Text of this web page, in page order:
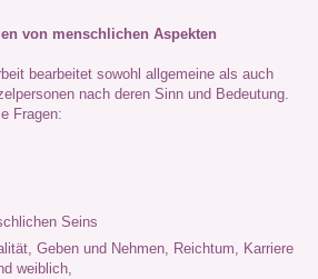
von menschlichen Aspekten
bearbeitet sowohl allgemeine als auch
nach deren Sinn und Bedeutung.
Fragen:
Seins
Geben und Nehmen, Reichtum, Karriere
weiblich,